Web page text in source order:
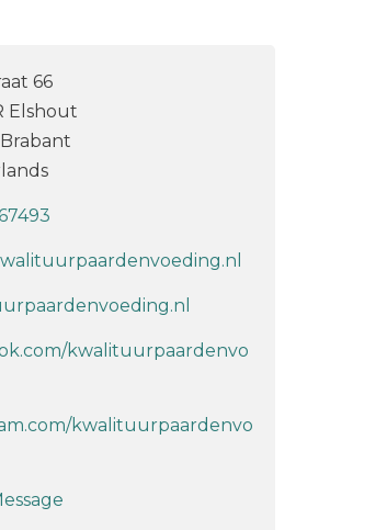
66
Elshout
kwalituurpaardenvo
kwalituurpaardenvo